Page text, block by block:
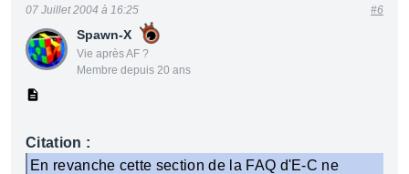
Spawn-X
Vie après AF ?
Membre depuis 20 ans
07 Juillet 2004 à 16:25 #6
Citation :
En revanche cette section de la FAQ d'E-C ne